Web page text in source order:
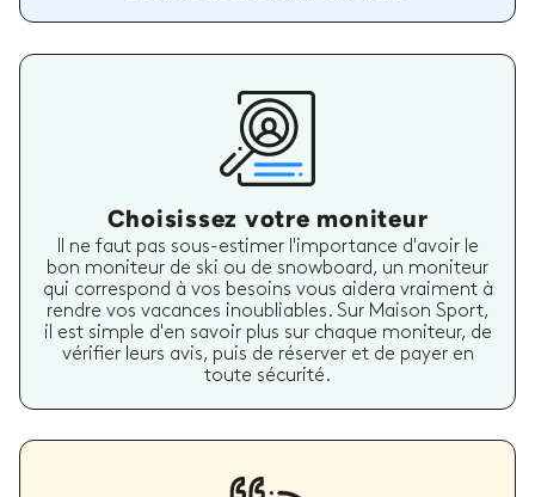
Choisissez votre moniteur
Il ne faut pas sous-estimer l'importance d'avoir le
bon moniteur de ski ou de snowboard, un moniteur
qui correspond à vos besoins vous aidera vraiment à
rendre vos vacances inoubliables. Sur Maison Sport,
il est simple d'en savoir plus sur chaque moniteur, de
vérifier leurs avis, puis de réserver et de payer en
toute sécurité.